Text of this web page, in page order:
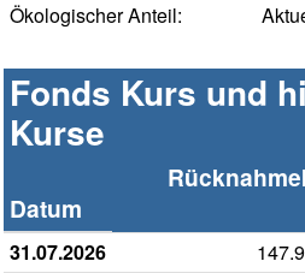
Ökologischer Anteil:
Fonds Kurs und
Kurse
Datum
31.07.2026